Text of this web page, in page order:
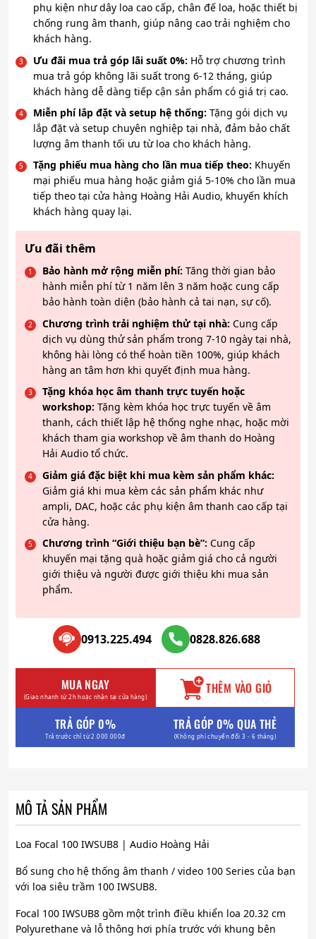
phụ kiện như dây loa cao cấp, chân đế loa, hoặc thiết bị
chống rung âm thanh, giúp nâng cao trải nghiệm cho
khách hàng.
Ưu đãi mua trả góp lãi suất 0%: Hỗ trợ chương trình
mua trả góp không lãi suất trong 6-12 tháng, giúp
khách hàng dễ dàng tiếp cận sản phẩm có giá trị cao.
Miễn phí lắp đặt và setup hệ thống: Tặng gói dịch vụ
lắp đặt và setup chuyên nghiệp tại nhà, đảm bảo chất
lượng âm thanh tối ưu từ loa cho khách hàng.
Tặng phiếu mua hàng cho lần mua tiếp theo: Khuyến
mại phiếu mua hàng hoặc giảm giá 5-10% cho lần mua
tiếp theo tại cửa hàng Hoàng Hải Audio, khuyến khích
khách hàng quay lại.
Ưu đãi thêm
Bảo hành mở rộng miễn phí: Tăng thời gian bảo
hành miễn phí từ 1 năm lên 3 năm hoặc cung cấp
bảo hành toàn diện (bảo hành cả tai nạn, sự cố).
Chương trình trải nghiệm thử tại nhà: Cung cấp
dịch vụ dùng thử sản phẩm trong 7-10 ngày tại nhà,
không hài lòng có thể hoàn tiền 100%, giúp khách
hàng an tâm hơn khi quyết định mua hàng.
Tặng khóa học âm thanh trực tuyến hoặc
workshop: Tặng kèm khóa học trực tuyến về âm
thanh, cách thiết lập hệ thống nghe nhạc, hoặc mời
khách tham gia workshop về âm thanh do Hoàng
Hải Audio tổ chức.
Giảm giá đặc biệt khi mua kèm sản phẩm khác:
Giảm giá khi mua kèm các sản phẩm khác như
ampli, DAC, hoặc các phụ kiện âm thanh cao cấp tại
cửa hàng.
Chương trình “Giới thiệu bạn bè”: Cung cấp
khuyến mại tặng quà hoặc giảm giá cho cả người
giới thiệu và người được giới thiệu khi mua sản
phẩm.
0913.225.494 0828.826.688
MUA NGAY
(Giao nhanh từ 2h hoặc nhận tại cửa hàng) THÊM VÀO GIỎ
TRẢ GÓP 0%
Trả trước chỉ từ 2.000.000đ
TRẢ GÓP 0% QUA THẺ
(Không phí chuyển đổi 3 - 6 tháng)
MÔ TẢ SẢN PHẨM
Loa Focal 100 IWSUB8 | Audio Hoàng Hải
Bổ sung cho hệ thống âm thanh / video 100 Series của bạn
với loa siêu trầm 100 IWSUB8.
Focal 100 IWSUB8 gồm một trình điều khiển loa 20.32 cm
Polyurethane và lỗ thông hơi phía trước với khung bên